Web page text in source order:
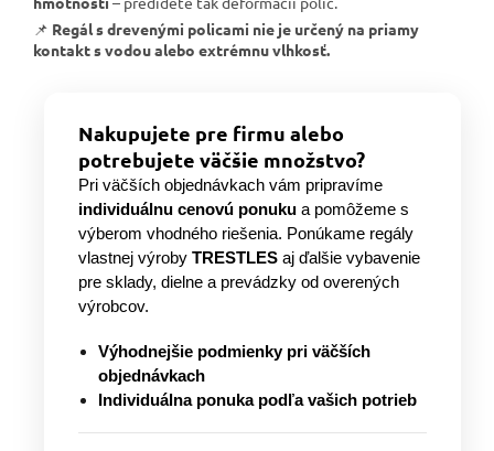
📌 Regál s drevenými policami nie je určený na priamy
kontakt s vodou alebo extrémnu vlhkosť.
Nakupujete pre firmu alebo
potrebujete väčšie množstvo?
Pri väčších objednávkach vám pripravíme
individuálnu cenovú ponuku a pomôžeme s
výberom vhodného riešenia. Ponúkame regály
vlastnej výroby TRESTLES aj ďalšie vybavenie
pre sklady, dielne a prevádzky od overených
výrobcov.
Výhodnejšie podmienky pri väčších
objednávkach
Individuálna ponuka podľa vašich potrieb